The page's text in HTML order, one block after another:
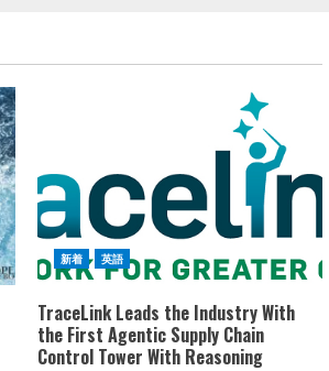
新着 英語
TraceLink Leads the Industry With
the First Agentic Supply Chain
Control Tower With Reasoning